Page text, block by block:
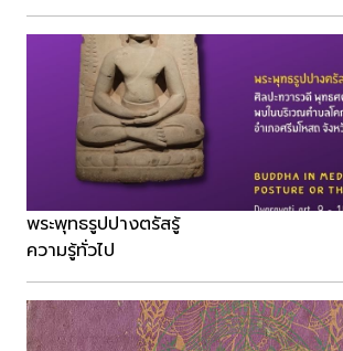
พระพุทธรูปปางตรัสรู้
ความรู้ทั่วไป